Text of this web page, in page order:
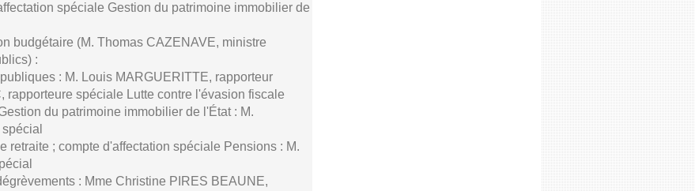
spéciale Gestion du patrimoine immobilier de
budgétaire (M. Thomas CAZENAVE, ministre
:
: M. Louis MARGUERITTE, rapporteur
rapporteure spéciale Lutte contre l'évasion fiscale
du patrimoine immobilier de l'État : M.
retraite ; compte d'affectation spéciale Pensions : M.
: Mme Christine PIRES BEAUNE,